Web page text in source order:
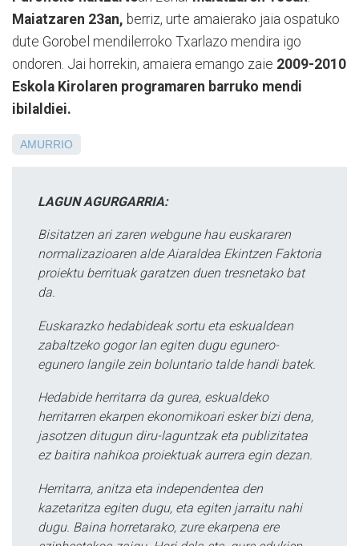
Maiatzaren 23an, berriz, urte amaierako jaia ospatuko
dute Gorobel mendilerroko Txarlazo mendira igo
ondoren. Jai horrekin, amaiera emango zaie 2009-2010
Eskola Kirolaren programaren barruko mendi
ibilaldiei.
AMURRIO
LAGUN AGURGARRIA:
Bisitatzen ari zaren webgune hau euskararen
normalizazioaren alde Aiaraldea Ekintzen Faktoria
proiektu berrituak garatzen duen tresnetako bat
da.
Euskarazko hedabideak sortu eta eskualdean
zabaltzeko gogor lan egiten dugu egunero-
egunero langile zein boluntario talde handi batek.
Hedabide herritarra da gurea, eskualdeko
herritarren ekarpen ekonomikoari esker bizi dena,
jasotzen ditugun diru-laguntzak eta publizitatea
ez baitira nahikoa proiektuak aurrera egin dezan.
Herritarra, anitza eta independentea den
kazetaritza egiten dugu, eta egiten jarraitu nahi
dugu. Baina horretarako, zure ekarpena ere